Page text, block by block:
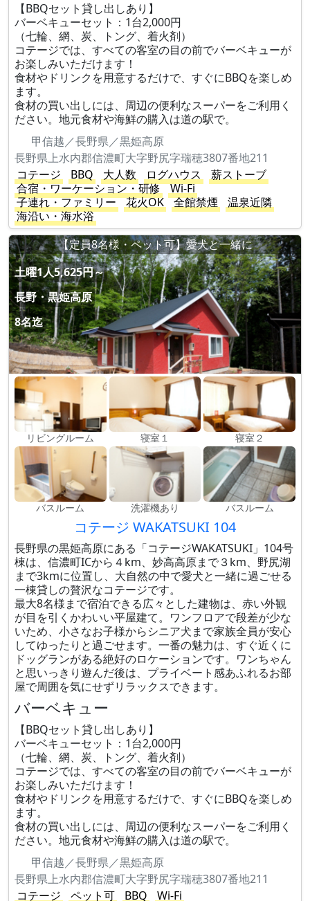
【BBQセット貸し出しあり】
バーベキューセット：1台2,000円
（七輪、網、炭、トング、着火剤）
コテージでは、すべての客室の目の前でバーベキューが
お楽しみいただけます！
食材やドリンクを用意するだけで、すぐにBBQを楽しめ
ます。
食材の買い出しには、周辺の便利なスーパーをご利用く
ださい。地元食材や海鮮の購入は道の駅で。
甲信越／長野県／黒姫高原
長野県上水内郡信濃町大字野尻字瑞穂3807番地211
コテージ
BBQ 大人数 ログハウス
薪ストーブ
合宿・ワーケーション・研修
Wi-Fi
子連れ・ファミリー
花火OK 全館禁煙
温泉近隣
海沿い・海水浴
【定員8名様・ペット可】愛犬と一緒に
土曜1人5,625円～
長野・黒姫高原
8名迄
リビングルーム 寝室１ 寝室２
バスルーム 洗濯機あり バスルーム
コテージ WAKATSUKI 104
長野県の黒姫高原にある「コテージWAKATSUKI」104号
棟は、信濃町ICから４km、妙高高原まで３km、野尻湖
まで3kmに位置し、大自然の中で愛犬と一緒に過ごせる
一棟貸しの贅沢なコテージです。
最大8名様まで宿泊できる広々とした建物は、赤い外観
が目を引くかわいい平屋建て。ワンフロアで段差が少な
いため、小さなお子様からシニア犬まで家族全員が安心
してゆったりと過ごせます。一番の魅力は、すぐ近くに
ドッグランがある絶好のロケーションです。ワンちゃん
と思いっきり遊んだ後は、プライベート感あふれるお部
屋で周囲を気にせずリラックスできます。
バーベキュー
【BBQセット貸し出しあり】
バーベキューセット：1台2,000円
（七輪、網、炭、トング、着火剤）
コテージでは、すべての客室の目の前でバーベキューが
お楽しみいただけます！
食材やドリンクを用意するだけで、すぐにBBQを楽しめ
ます。
食材の買い出しには、周辺の便利なスーパーをご利用く
ださい。地元食材や海鮮の購入は道の駅で。
甲信越／長野県／黒姫高原
長野県上水内郡信濃町大字野尻字瑞穂3807番地211
コテージ
ペット可 BBQ Wi-Fi